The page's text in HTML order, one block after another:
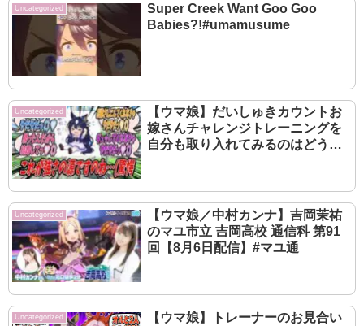
Uncategorized
Super Creek Want Goo Goo
Babies?!#umamusume
Uncategorized
【ウマ娘】だいしゅきカウントお
嫁さんチャレンジトレーニングを
自分も取り入れてみるのはどうか
ののジェンティルに大差勝ちの成
果を出すヴィルシーナ
Uncategorized
【ウマ娘／中村カンナ】吉岡茉祐
のマユ市立 吉岡高校 通信科 第91
回【8月6日配信】#マユ通
Uncategorized
【ウマ娘】トレーナーのお見合い